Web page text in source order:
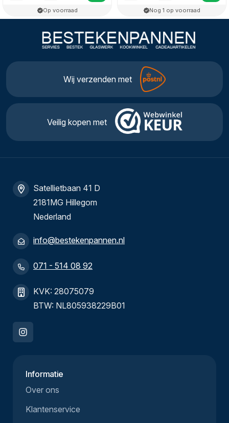
Op voorraad Nog 1 op voorraad
Wij verzenden met
Veilig kopen met
Satellietbaan 41 D
2181MG Hillegom
Nederland
info@bestekenpannen.nl
071 - 514 08 92
KVK: 28075079
BTW: NL805938229B01
Informatie
Over ons
Klantenservice